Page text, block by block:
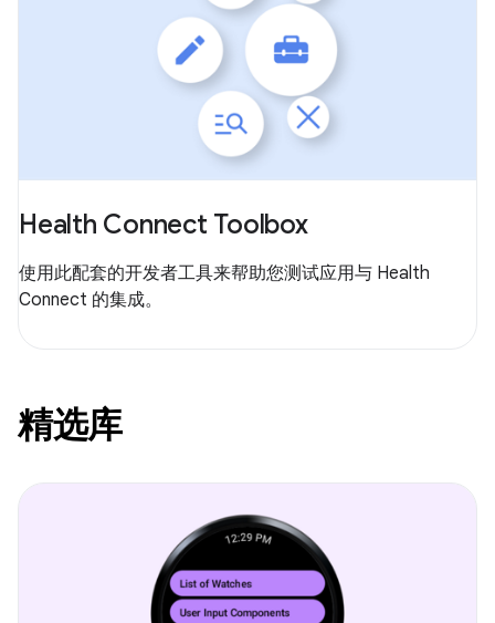
Health Connect Toolbox
使用此配套的开发者工具来帮助您测试应用与 Health
Connect 的集成。
精选库